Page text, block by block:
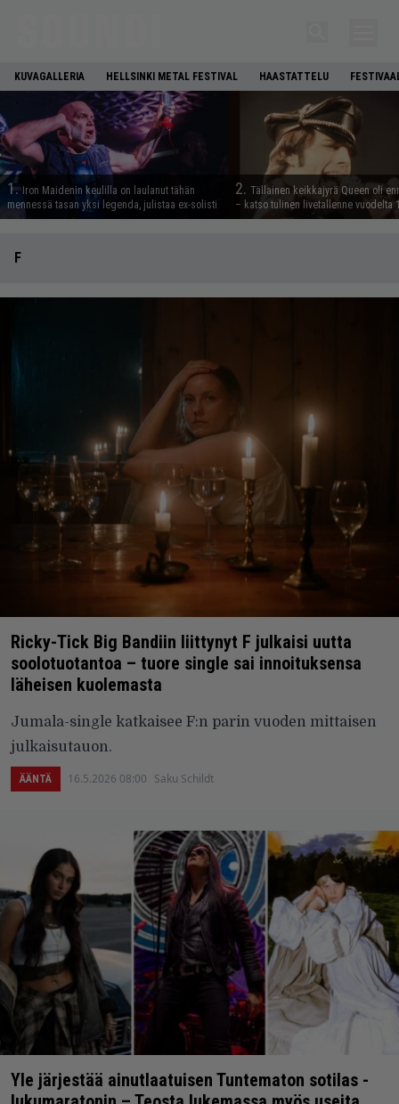
KUVAGALLERIA HELLSINKI METAL FESTIVAL HAASTATTELU
1. Iron Maidenin keulilla on laulanut tähän
mennessä tasan yksi legenda, julistaa ex-solisti
2. Tällainen keikkajyrä Queen oli
– katso tulinen livetallenne vuodelta
F
Ricky-Tick Big Bandiin liittynyt F julkaisi uutta
soolotuotantoa – tuore single sai innoituksensa
läheisen kuolemasta
Jumala-single katkaisee F:n parin vuoden mittaisen
julkaisutauon.
ÄÄNTÄ 16.5.2026 08:00 Saku Schildt
Yle järjestää ainutlaatuisen Tuntematon sotilas -